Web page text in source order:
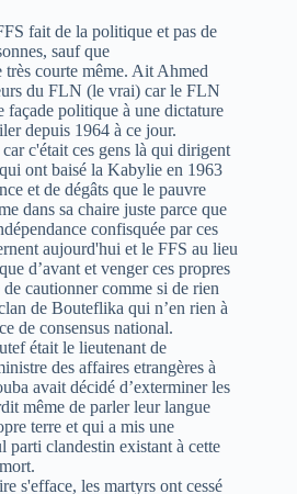
fait de la politique et pas de
sauf que
très courte même. Ait Ahmed
du FLN (le vrai) car le FLN
façade politique à une dictature
depuis 1964 à ce jour.
c'était ces gens là qui dirigent
ont baisé la Kabylie en 1963
et de dégâts que le pauvre
dans sa chaire juste parce que
confisquée par ces
aujourd'hui et le FFS au lieu
d’avant et venger ces propres
cautionner comme si de rien
de Bouteflika qui n’en rien à
de consensus national.
était le lieutenant de
des affaires etrangères à
avait décidé d’exterminer les
même de parler leur langue
terre et qui a mis une
parti clandestin existant à cette
s'efface, les martyrs ont cessé